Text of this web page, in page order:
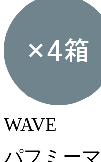
WAVE
パフミー